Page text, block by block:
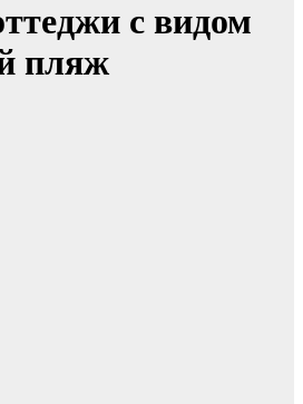
с видом
пляж